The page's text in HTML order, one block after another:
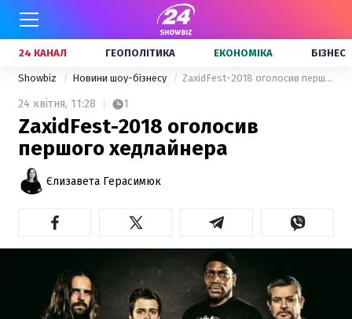
24 КАНАЛ ГЕОПОЛІТИКА ЕКОНОМІКА БІЗНЕС
Showbiz Новини шоу-бізнесу ZaxidFest-2018 оголосив першого хедлайнера
24 квітня, 11:28 1
ZaxidFest-2018 оголосив
першого хедлайнера
Єлизавета Герасимюк